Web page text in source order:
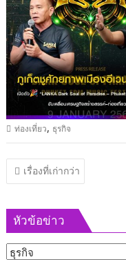
ท่องเที่ยว, ธุรกิจ
แนะแนว
เรื่อง
เรื่องที่เก่ากว่า
หัวข้อข่าว
หัวข้อ